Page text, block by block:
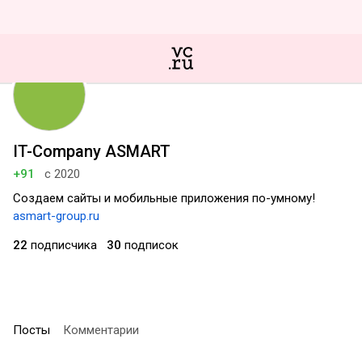
IT-Company ASMART
+91
с 2020
Создаем сайты и мобильные приложения по-умному!
asmart-group.ru
22 подписчика 30 подписок
Посты Комментарии